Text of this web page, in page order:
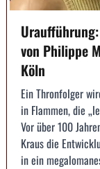
von Philippe
Köln
Ein Thronfolger
in Flammen, die
Vor über 100
Kraus die
in ein